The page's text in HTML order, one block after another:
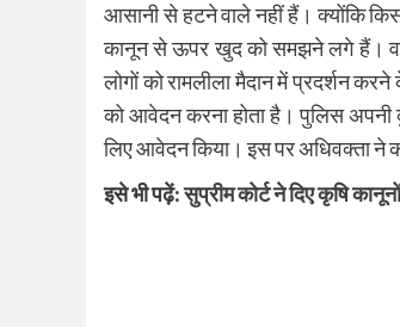
आसानी से हटने वाले नहीं हैं। क्योंकि
कानून से ऊपर खुद को समझने लगे हैं। वहीं
लोगों को रामलीला मैदान में प्रदर्शन
को आवेदन करना होता है। पुलिस अपनी
लिए आवेदन किया। इस पर अधिवक्ता ने
इसे भी पढ़ें:सुप्रीम कोर्ट ने दिए कृषि